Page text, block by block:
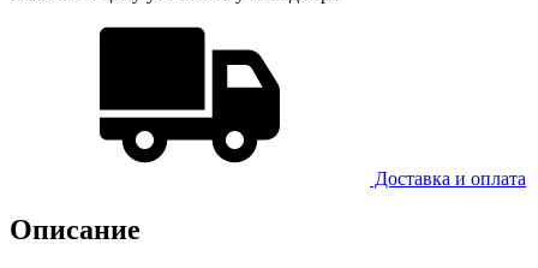
Доставка и оплатa
Описание